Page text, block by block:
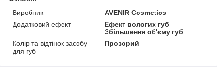
Виробник
AVENIR Cosmetics
Додатковий ефект
Ефект вологих губ,
Збільшення об'єму губ
Колір та відтінок засобу
для губ
Прозорий